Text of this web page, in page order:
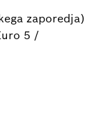
zaporedja)
5 /